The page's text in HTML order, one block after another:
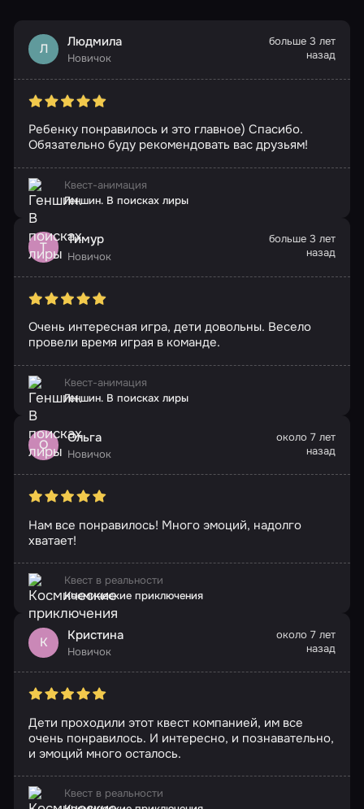
Л Людмила
Новичок
больше 3 лет
назад
Ребенку понравилось и это главное) Спасибо.
Обязательно буду рекомендовать вас друзьям!
Квест-анимация
Геншин. В поисках лиры
Т Тимур
Новичок
больше 3 лет
назад
Очень интересная игра, дети довольны. Весело
провели время играя в команде.
Квест-анимация
Геншин. В поисках лиры
О Ольга
Новичок
около 7 лет
назад
Нам все понравилось! Много эмоций, надолго
хватает!
Квест в реальности
Космические приключения
К Кристина
Новичок
около 7 лет
назад
Дети проходили этот квест компанией, им все
очень понравилось. И интересно, и познавательно,
и эмоций много осталось.
Квест в реальности